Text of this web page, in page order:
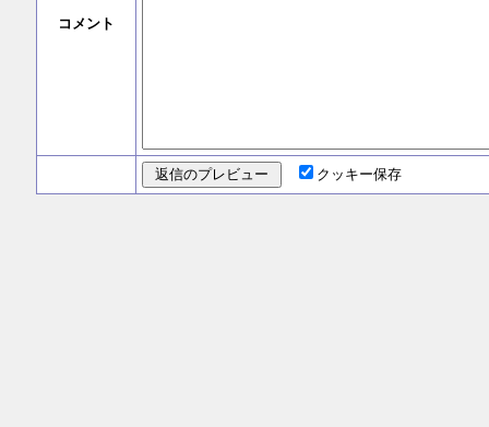
コメント
クッキー保存